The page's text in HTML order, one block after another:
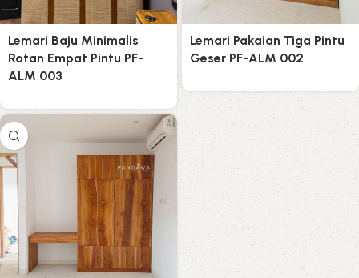
Lemari Baju Minimalis
Rotan Empat Pintu PF-
ALM 003
Lemari Pakaian Tiga Pintu
Geser PF-ALM 002